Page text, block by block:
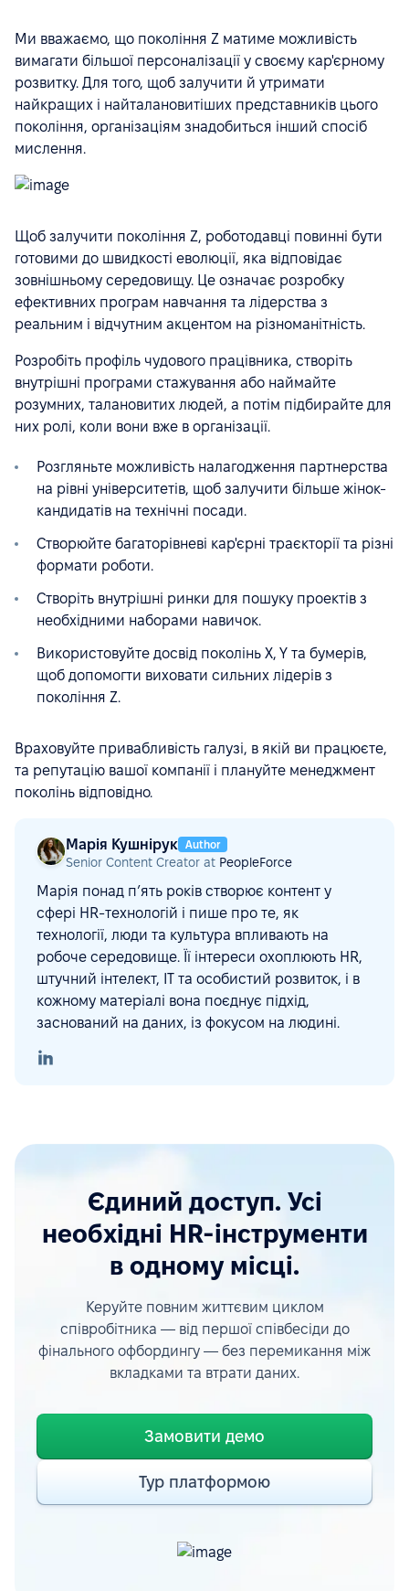
Ми вважаємо, що покоління Z матиме можливість
вимагати більшої персоналізації у своєму кар'єрному
розвитку. Для того, щоб залучити й утримати
найкращих і найталановитіших представників цього
покоління, організаціям знадобиться інший спосіб
мислення.
Щоб залучити покоління Z, роботодавці повинні бути
готовими до швидкості еволюції, яка відповідає
зовнішньому середовищу. Це означає розробку
ефективних програм навчання та лідерства з
реальним і відчутним акцентом на різноманітність.
Розробіть профіль чудового працівника, створіть
внутрішні програми стажування або наймайте
розумних, талановитих людей, а потім підбирайте для
них ролі, коли вони вже в організації.
Розгляньте можливість налагодження партнерства
на рівні університетів, щоб залучити більше жінок-
кандидатів на технічні посади.
Створюйте багаторівневі кар'єрні траєкторії та різні
формати роботи.
Створіть внутрішні ринки для пошуку проектів з
необхідними наборами навичок.
Використовуйте досвід поколінь X, Y та бумерів,
щоб допомогти виховати сильних лідерів з
покоління Z.
Враховуйте привабливість галузі, в якій ви працюєте,
та репутацію вашої компанії і плануйте менеджмент
поколінь відповідно.
Марія Кушнірук Author
Senior Content Creator at PeopleForce
Марія понад п’ять років створює контент у
сфері HR-технологій і пише про те, як
технології, люди та культура впливають на
робоче середовище. Її інтереси охоплюють HR,
штучний інтелект, ІТ та особистий розвиток, і в
кожному матеріалі вона поєднує підхід,
заснований на даних, із фокусом на людині.
Єдиний доступ. Усі
необхідні HR-інструменти
в одному місці.
Керуйте повним життєвим циклом
співробітника — від першої співбесіди до
фінального офбордингу — без перемикання між
вкладками та втрати даних.
Замовити демо
Тур платформою